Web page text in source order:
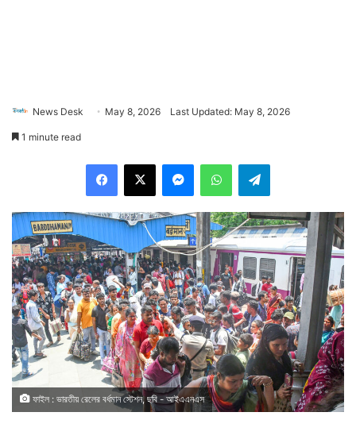
News Desk May 8, 2026 Last Updated: May 8, 2026
1 minute read
ফাইল : ভারতীয় রেলের বর্ধমান স্টেশন, ছবি - আইএএনএস